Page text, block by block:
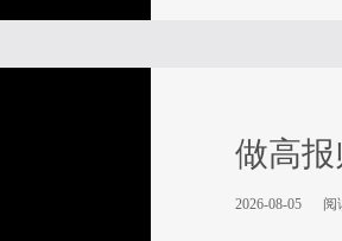
做高报
2026-08-05 阅